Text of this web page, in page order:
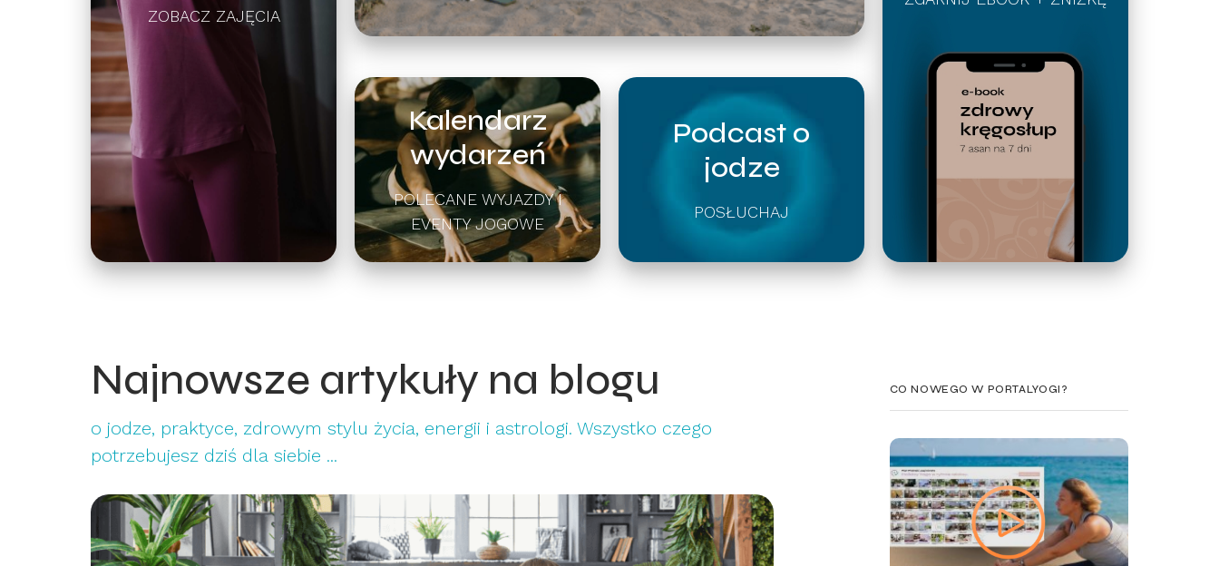
Podcast o
jodze
POSŁUCHAJ
ZOBACZ ZAJĘCIA
Kalendarz
wydarzeń
POLECANE WYJAZDY I
EVENTY JOGOWE
Najnowsze artykuły na blogu
o jodze, praktyce, zdrowym stylu życia, energii i astrologi. Wszystko czego
potrzebujesz dziś dla siebie ...
CO NOWEGO W PORTALYOGI?